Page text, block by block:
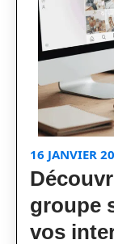
16 JANVIER
groupe
vos